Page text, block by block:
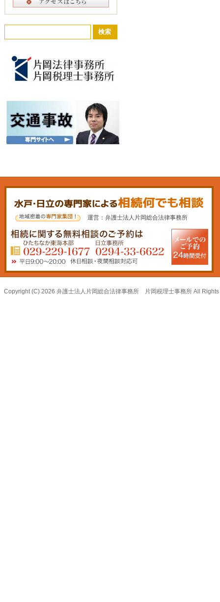
運営：弁護士法人片岡総合法律事務所
Copyright (C) 2026 弁護士法人片岡総合法律事務所 片岡税理士事務所 All